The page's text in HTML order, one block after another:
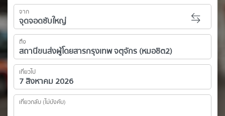
จาก
ถึง
เที่ยวไป
เที่ยวกลับ (ไม่บังคับ)